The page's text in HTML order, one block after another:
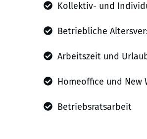
Kollektiv- und
Betriebliche
Arbeitszeit und
Homeoffice und New
Betriebsratsarbeit